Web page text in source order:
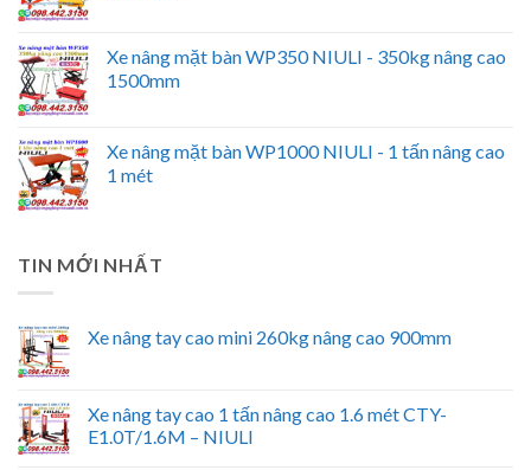
Xe nâng mặt bàn WP350 NIULI - 350kg nâng cao
1500mm
Xe nâng mặt bàn WP1000 NIULI - 1 tấn nâng cao
1 mét
TIN MỚI NHẤT
Xe nâng tay cao mini 260kg nâng cao 900mm
Xe nâng tay cao 1 tấn nâng cao 1.6 mét CTY-
E1.0T/1.6M – NIULI